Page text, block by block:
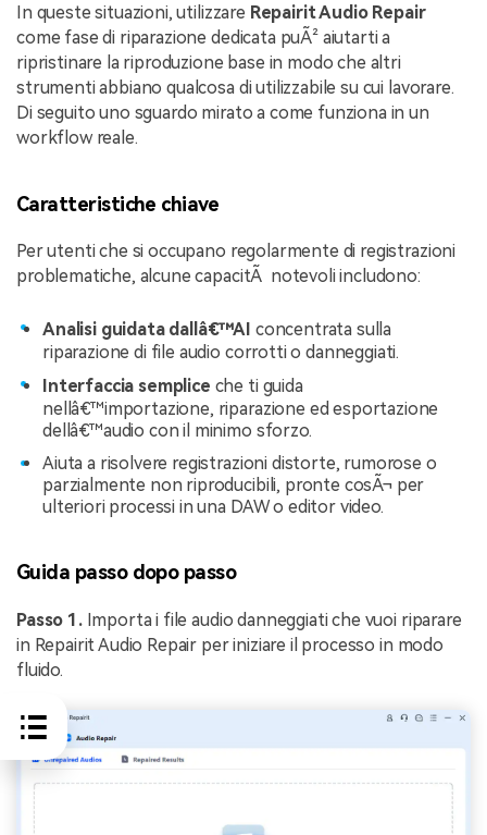
In queste situazioni, utilizzare Repairit Audio Repair
come fase di riparazione dedicata puÃ² aiutarti a
ripristinare la riproduzione base in modo che altri
strumenti abbiano qualcosa di utilizzabile su cui lavorare.
Di seguito uno sguardo mirato a come funziona in un
workflow reale.
Caratteristiche chiave
Per utenti che si occupano regolarmente di registrazioni
problematiche, alcune capacitÃ notevoli includono:
Analisi guidata dallâ€™AI concentrata sulla
riparazione di file audio corrotti o danneggiati.
Interfaccia semplice che ti guida
nellâ€™importazione, riparazione ed esportazione
dellâ€™audio con il minimo sforzo.
Aiuta a risolvere registrazioni distorte, rumorose o
parzialmente non riproducibili, pronte cosÃ¬ per
ulteriori processi in una DAW o editor video.
Guida passo dopo passo
Passo 1.Importa i file audio danneggiati che vuoi riparare
in Repairit Audio Repair per iniziare il processo in modo
fluido.